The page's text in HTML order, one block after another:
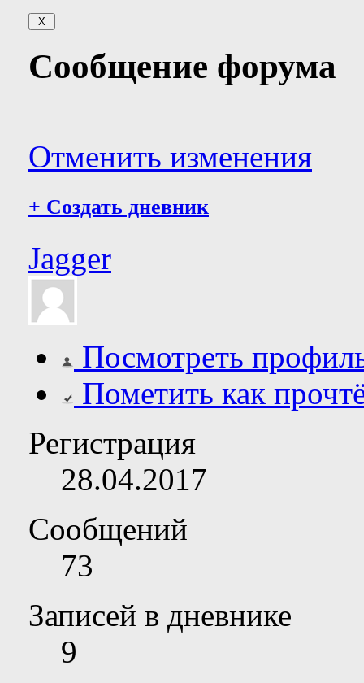
Сообщение форума
Отменить изменения
+ Создать дневник
Jagger
Посмотреть
Пометить как
Регистрация
28.04.2017
Сообщений
73
Записей в дневнике
9